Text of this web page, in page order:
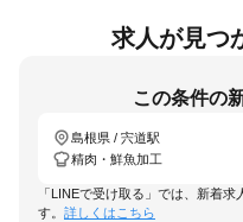
求人が見つ
この条件の
島根県 / 宍道駅
精肉・鮮魚加工
「LINEで受け取る」では、新着
す。 詳しくはこちら